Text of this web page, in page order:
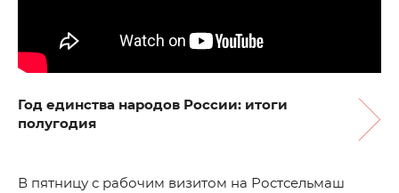
Год единства народов России: итоги
полугодия
В пятницу с рабочим визитом на Ростсельмаш